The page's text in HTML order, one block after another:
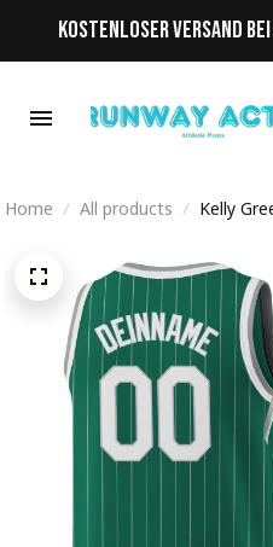
KOSTENLOSER VERSAND
Home All products
Kelly